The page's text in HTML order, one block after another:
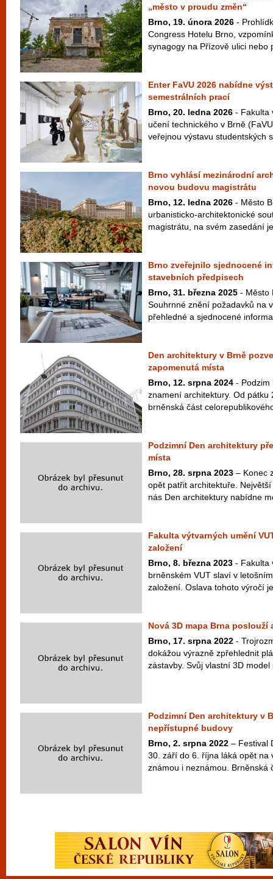
„město v proudu změn“
Brno, 19. února 2026 -
Congress Hotelu Brno,
synagogy na Přízově ulici nebo
Enter FaVU 2026 nabídne
semestrálních prací
Brno, 20. ledna 2026 - Fakulta
učení technického v Brně
veřejnou výstavu studentských
Brno vyhlásí mezinárodní
novou budovu magistrátu
Brno, 12. ledna 2026 - Město
urbanisticko-architektonické
magistrátu, na svém zasedání
Brno zveřejnilo sjednocené
stavebních předpisech
Brno, 31. března 2025 - Město
Souhrnné znění požadavků na
přehledné a sjednocené
Den architektury v Brně
zapomenutá místa
Brno, 12. srpna 2024 - Podzim
znamení architektury. Od
brněnská část
Podzimní Den architektury
místa
Brno, 28. srpna 2023 – Konec
opět patřit architektuře.
nás Den architektury nabídne
Fakulta výtvarných umění
založení
Brno, 8. března 2023 - Fakulta
brněnském VUT slaví v
založení. Oslava tohoto výročí
Nová 3D mapa Brna
Brno, 17. srpna 2022 -
dokážou výrazně zpřehlednit
zástavby. Svůj vlastní 3D
Podzimní Den architektury v
nepřístupné budovy
Brno, 2. srpna 2022 – Festival
30. září do 6. října láká opět na
známou i neznámou. Brněnská